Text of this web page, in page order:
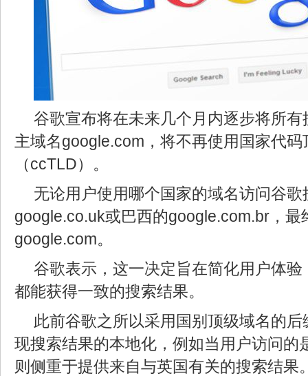
谷歌宣布将在未来几个月内逐步将所
主域名google.com，将不再使用国家代码
（ccTLD）。
无论用户使用哪个国家的域名访问谷
google.co.uk或巴西的google.com.br，最
google.com。
谷歌表示，这一决定旨在简化用户体
都能获得一致的搜索结果。
此前谷歌之所以采用国别顶级域名的
现搜索结果的本地化，例如当用户访问的
则侧重于提供来自与英国有关的搜索结果